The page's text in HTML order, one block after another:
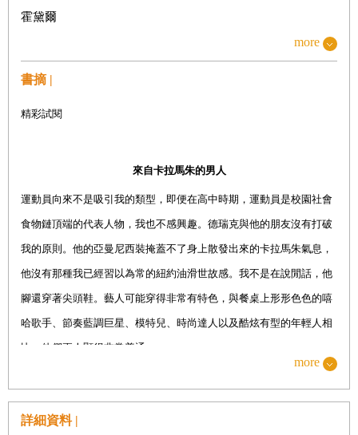
霍黛爾
蒲公英茶
梳開髮絲與心結
瑪麗蓮夢露
感恩節餐會取消了！
愛情副作用
來自卡拉馬朱的男人
more
書摘 |
精彩試閱
來自卡拉馬朱的男人
運動員向來不是吸引我的類型，即便在高中時期，運動員是校園社會
食物鏈頂端的代表人物，我也不感興趣。德瑞克與他的朋友沒有打破
我的原則。他的亞曼尼西裝掩蓋不了身上散發出來的卡拉馬朱氣息，
他沒有那種我已經習以為常的紐約油滑世故感。我不是在說閒話，他
腳還穿著尖頭鞋。藝人可能穿得非常有特色，與餐桌上形形色色的嘻
哈歌手、節奏藍調巨星、模特兒、時尚達人以及酷炫有型的年輕人相
比，他們兩人顯得非常普通。
顯的黑人」——雖然不經意帶到，但聊得更細微。我被吸引住了。我
們討論到私下認為誰是黑人，或者誰可能有黑人血統，如何辨識他們
more
詳細資料 |